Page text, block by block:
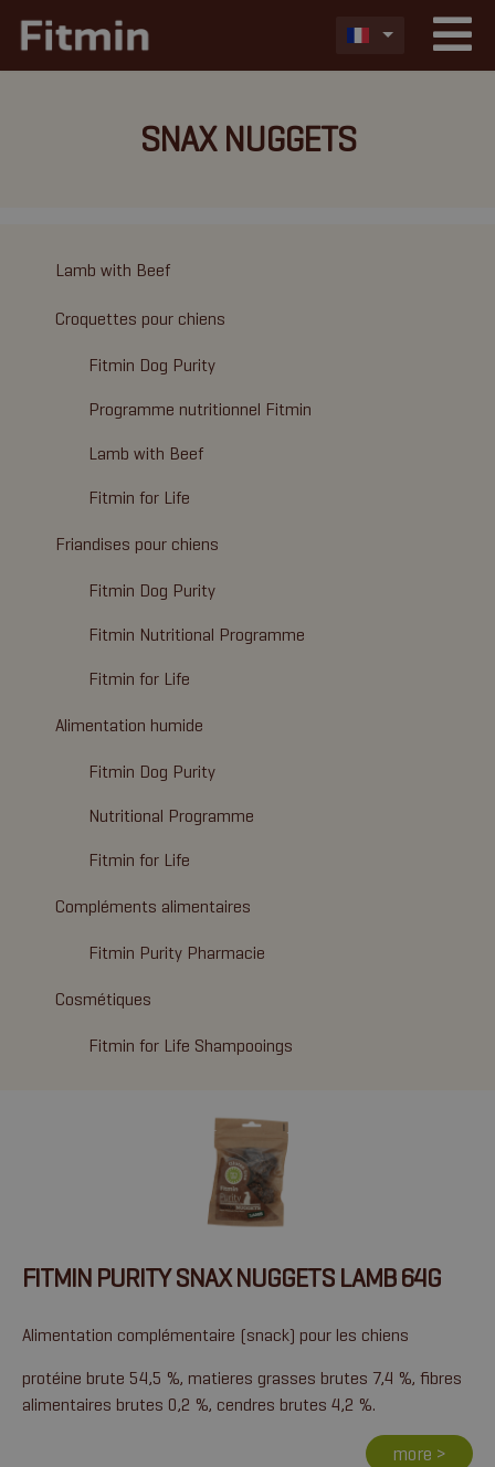
SNAX NUGGETS
Lamb with Beef
Croquettes pour chiens
Fitmin Dog Purity
Programme nutritionnel Fitmin
Lamb with Beef
Fitmin for Life
Friandises pour chiens
Fitmin Dog Purity
Fitmin Nutritional Programme
Fitmin for Life
Alimentation humide
Fitmin Dog Purity
Nutritional Programme
Fitmin for Life
Compléments alimentaires
Fitmin Purity Pharmacie
Cosmétiques
Fitmin for Life Shampooings
FITMIN PURITY SNAX NUGGETS LAMB 64G
Alimentation complémentaire (snack) pour les chiens
protéine brute 54,5 %, matieres grasses brutes 7,4 %, fibres
alimentaires brutes 0,2 %, cendres brutes 4,2 %.
more >